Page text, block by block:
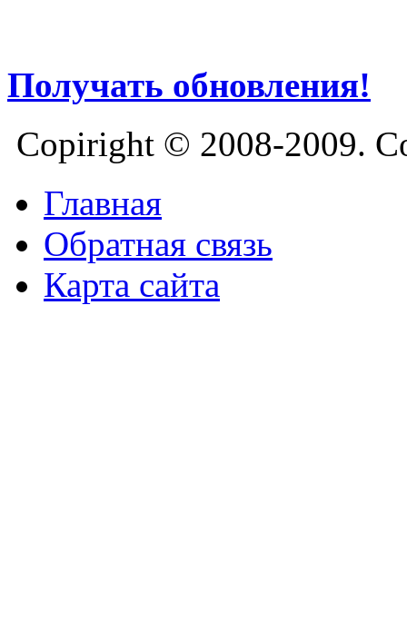
Получать обновления!
Copiright © 2008-2009.
Главная
Обратная связь
Карта сайта